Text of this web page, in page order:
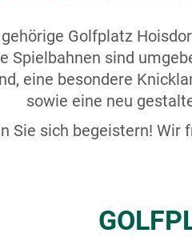
Golfplatz
Spielbahnen sind
eine besondere
sowie eine neu
Sie sich begeistern! Wir